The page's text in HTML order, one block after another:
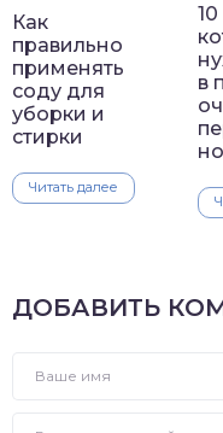
Как
правильно
применять
соду для
уборки и
стирки
Читать далее
в
ДОБАВИТЬ